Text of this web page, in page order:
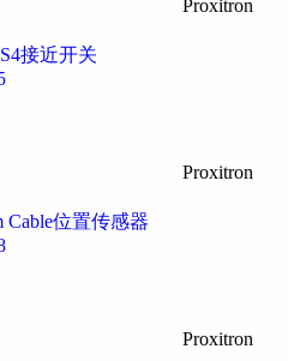
接近开关
Proxitron
Cable位置传感器
Proxitron
Proxitron